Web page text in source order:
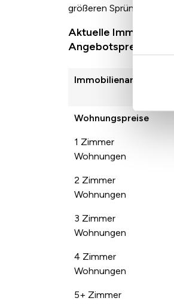
größeren Sprüngen der
Aktuelle
Angebotspreisen
Immobilienart
Wohnungspreise
1 Zimmer
Wohnungen
2 Zimmer
Wohnungen
3 Zimmer
Wohnungen
4 Zimmer
Wohnungen
5+ Zimmer